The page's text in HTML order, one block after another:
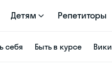
Детям Репетиторы
себя Быть в курсе Вики